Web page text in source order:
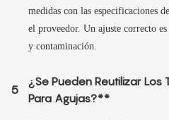
medidas con las especificaciones
el proveedor. Un ajuste correcto
y contaminación.
5
¿Se Pueden Reutilizar Los
Para Agujas?**